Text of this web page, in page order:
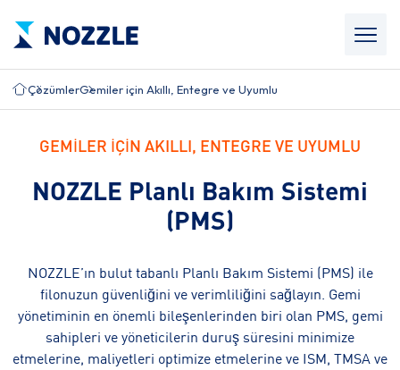
ÇözümlerGemiler için Akıllı, Entegre ve Uyumlu
GEMILER IÇIN AKILLI, ENTEGRE VE UYUMLU
NOZZLE Planlı Bakım Sistemi
(PMS)
NOZZLE’ın bulut tabanlı Planlı Bakım Sistemi (PMS) ile
filonuzun güvenliğini ve verimliliğini sağlayın. Gemi
yönetiminin en önemli bileşenlerinden biri olan PMS, gemi
sahipleri ve yöneticilerin duruş süresini minimize
etmelerine, maliyetleri optimize etmelerine ve ISM, TMSA ve